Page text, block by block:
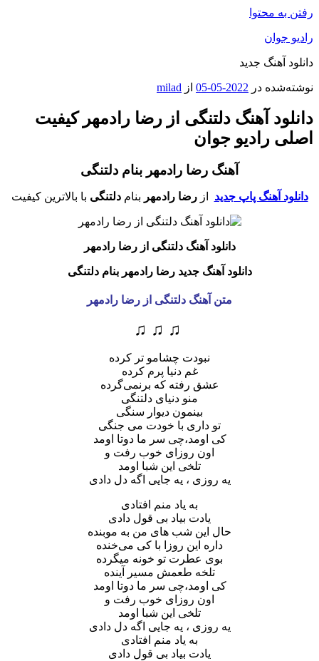
رفتن به محتوا
رادیو جوان
دانلود آهنگ جدید
نوشته‌شده در 2022-05-05 از milad
دانلود آهنگ دلتنگی از رضا رادمهر کیفیت
اصلی رادیو جوان
آهنگ رضا رادمهر بنام دلتنگی
دانلود آهنگ پاپ جدید ازرضا رادمهر بنامدلتنگی با بالاترین کیفیت
دانلود آهنگ دلتنگی از رضا رادمهر
دانلود آهنگ جدید رضا رادمهر بنام دلتنگی
متن آهنگ دلتنگی از رضا رادمهر
♫ ♫ ♫
نبودت چشامو تر کرده
غم دنیا پرم کرده
عشق رفته که برنمی‌گرده
منو دنیای دلتنگی
بینمون دیوار سنگی
تو داری با خودت می جنگی
کی اومد،چی سر ما دوتا اومد
اون روزای خوب رفت و
تلخی این شبا اومد
یه روزی ، یه جایی اگه دل دادی
به یاد منم افتادی
یادت بیاد بی قول دادی
حال این شب های من به موبنده
داره این روزا با کی می‌خنده
بوی عطرت تو خونه میگرده
تلخه طعمش مسیر آینده
کی اومد،چی سر ما دوتا اومد
اون روزای خوب رفت و
تلخی این شبا اومد
یه روزی ، یه جایی اگه دل دادی
به یاد منم افتادی
یادت بیاد بی قول دادی